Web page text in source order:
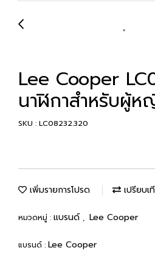
Lee Cooper
นาฬิกาสำหรับผู้
SKU : LC08232.320
เพิ่มรายการโปรด เปรียบเ
หมวดหมู่ : แบรนด์ , Lee Cooper
แบรนด์ : Lee Cooper